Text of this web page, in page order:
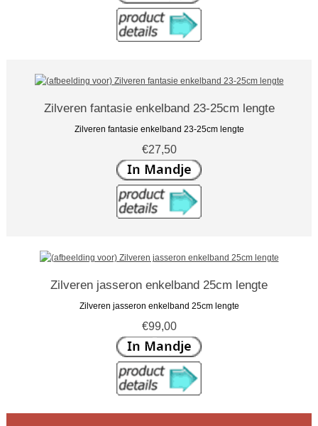
Zilveren fantasie enkelband 23-25cm lengte
Zilveren fantasie enkelband 23-25cm lengte
€27,50
Zilveren jasseron enkelband 25cm lengte
Zilveren jasseron enkelband 25cm lengte
€99,00